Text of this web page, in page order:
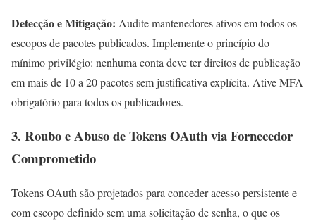
Detecção e Mitigação: Audite mantenedores ativos em todos os
escopos de pacotes publicados. Implemente o princípio do
mínimo privilégio: nenhuma conta deve ter direitos de publicação
em mais de 10 a 20 pacotes sem justificativa explícita. Ative MFA
obrigatório para todos os publicadores.
3. Roubo e Abuso de Tokens OAuth via Fornecedor
Comprometido
Tokens OAuth são projetados para conceder acesso persistente e
com escopo definido sem uma solicitação de senha, o que os